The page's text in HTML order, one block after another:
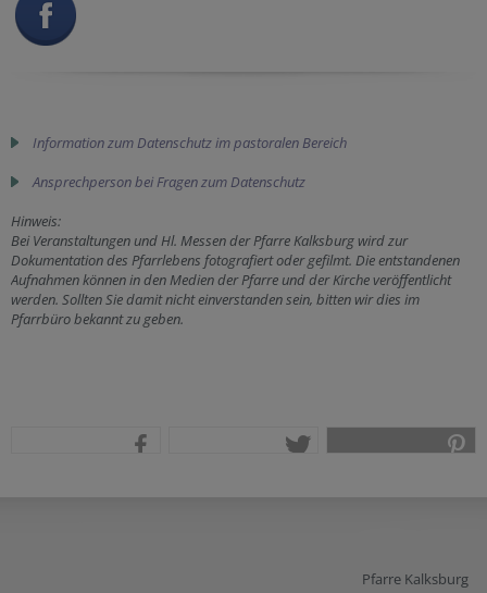
Information zum Datenschutz im pastoralen Bereich
Ansprechperson bei Fragen zum Datenschutz
Hinweis:
Bei Veranstaltungen und Hl. Messen der Pfarre Kalksburg wird zur
Dokumentation des Pfarrlebens fotografiert oder gefilmt. Die entstandenen
Aufnahmen können in den Medien der Pfarre und der Kirche veröffentlicht
werden. Sollten Sie damit nicht einverstanden sein, bitten wir dies im
Pfarrbüro bekannt zu geben.
Pfarre Kalksburg